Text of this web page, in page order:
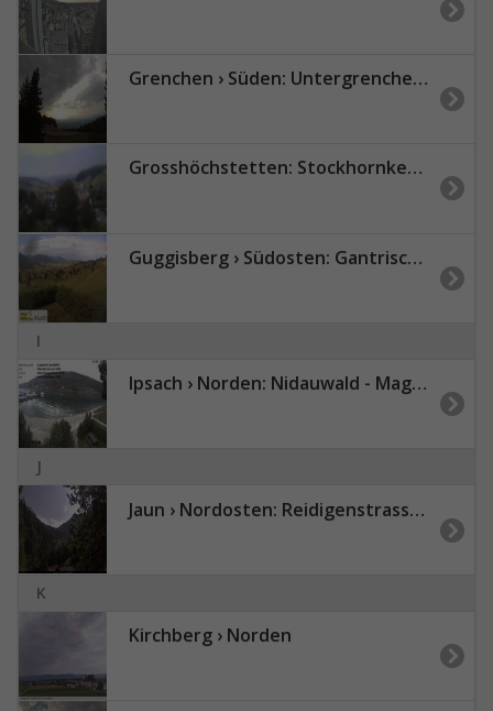
Grenchen › Süden: Untergrenchenberg
Grosshöchstetten: Stockhornkette BernerOberland
Guggisberg › Südosten: Gantrisch Nature Park
I
Ipsach › Norden: Nidauwald - Magglingen/Macolin - Lake Biel
J
Jaun › Nordosten: Reidigenstrasse - Bäderhore
K
Kirchberg › Norden